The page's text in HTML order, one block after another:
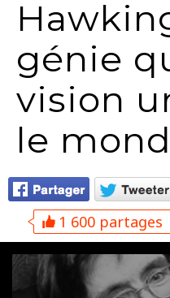
génie
vision
le
1 600 partages